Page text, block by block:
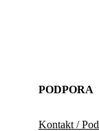
PODPORA
Kontakt /